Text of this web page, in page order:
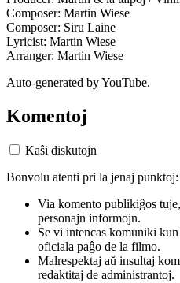
Composer: Martin Wiese
Composer: Siru Laine
Lyricist: Martin Wiese
Arranger: Martin Wiese
Auto-generated by YouTube.
Komentoj
Kaŝi diskutojn
Bonvolu atenti pri la jenaj punktoj:
Via komento publikiĝos
personajn informojn.
Se vi intencas komuniki
oficiala paĝo de la filmo.
Malrespektaj aŭ insultaj
redaktitaj de administrantoj.